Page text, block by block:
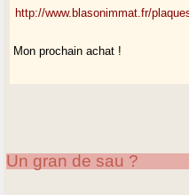
http://www.blasonimmat.fr/
Mon prochain achat !
Un gran de sau ?